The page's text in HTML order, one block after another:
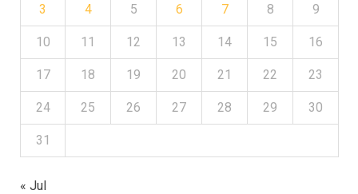
3 4 5 6 7 8 9
10 11 12 13 14 15 16
17 18 19 20 21 22 23
24 25 26 27 28 29 30
31
« Jul